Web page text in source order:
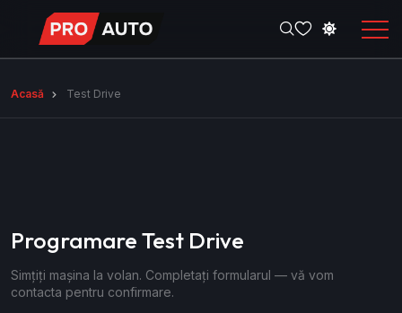
Acasă Test Drive
Programare Test Drive
Simțiți mașina la volan. Completați formularul — vă vom
contacta pentru confirmare.